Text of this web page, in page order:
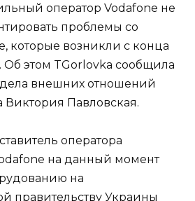
оператор Vodafone не
проблемы со
которые возникли с конца
этом TGorlovka сообщила
внешних отношений
Виктория Павловская.
оператора
на данный момент
на
правительству Украины